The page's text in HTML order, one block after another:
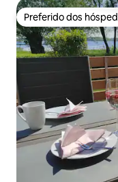
Preferido dos
Preferido dos